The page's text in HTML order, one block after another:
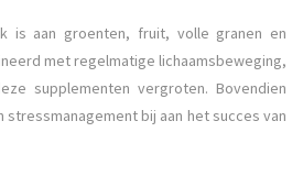
is aan groenten, fruit, volle granen en
met regelmatige lichaamsbeweging,
supplementen vergroten. Bovendien
bij aan het succes van